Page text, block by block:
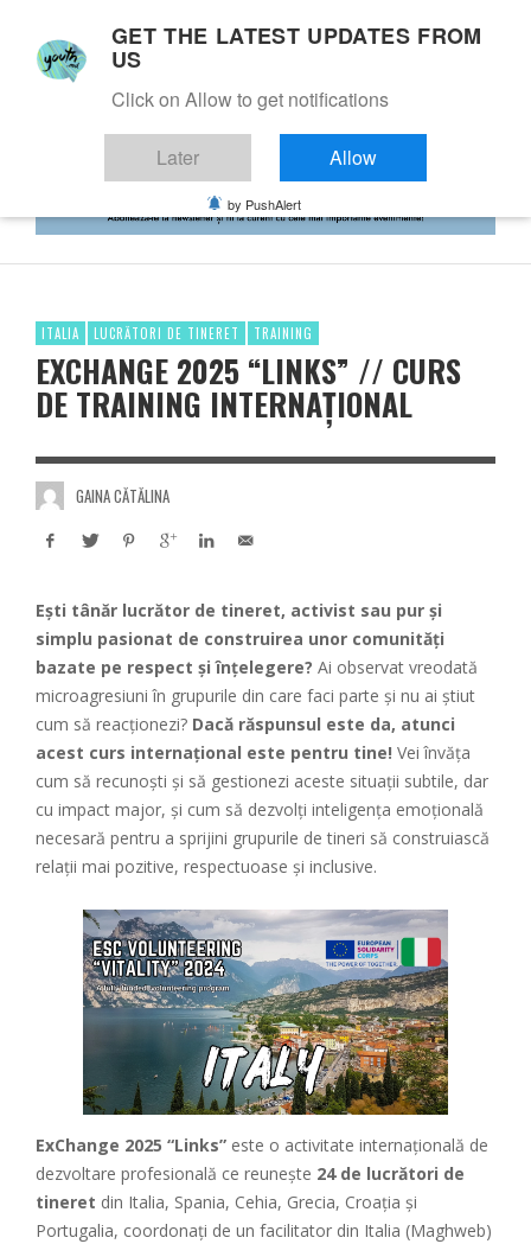
ITALIA LUCRĂTORI DE TINERET TRAINING
EXCHANGE 2025 “LINKS” // CURS
DE TRAINING INTERNAȚIONAL
GAINA CĂTĂLINA
Ești tânăr lucrător de tineret, activist sau pur și
simplu pasionat de construirea unor comunități
bazate pe respect și înțelegere? Ai observat vreodată
microagresiuni în grupurile din care faci parte și nu ai știut
cum să reacționezi? Dacă răspunsul este da, atunci
acest curs internațional este pentru tine! Vei învăța
cum să recunoști și să gestionezi aceste situații subtile, dar
cu impact major, și cum să dezvolți inteligența emoțională
necesară pentru a sprijini grupurile de tineri să construiască
relații mai pozitive, respectuoase și inclusive.
ExChange 2025 “Links” este o activitate internațională de
dezvoltare profesională ce reunește 24 de lucrători de
tineret din Italia, Spania, Cehia, Grecia, Croația și
Portugalia, coordonați de un facilitator din Italia (Maghweb)
GET THE LATEST UPDATES FROM
US
Click on Allow to get notifications
Later Allow
by PushAlert